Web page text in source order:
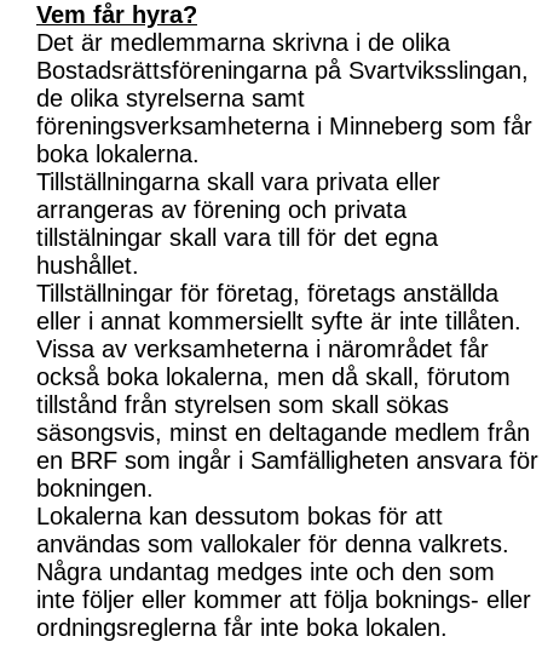
Vem får hyra?
Det är medlemmarna skrivna i de olika
Bostadsrättsföreningarna på Svartviksslingan,
de olika styrelserna samt
föreningsverksamheterna i Minneberg som får
boka lokalerna.
Tillställningarna skall vara privata eller
arrangeras av förening och privata
tillstälningar skall vara till för det egna
hushållet.
Tillställningar för företag, företags anställda
eller i annat kommersiellt syfte är inte tillåten.
Vissa av verksamheterna i närområdet får
också boka lokalerna, men då skall, förutom
tillstånd från styrelsen som skall sökas
säsongsvis, minst en deltagande medlem från
en BRF som ingår i Samfälligheten ansvara för
bokningen.
Lokalerna kan dessutom bokas för att
användas som vallokaler för denna valkrets.
Några undantag medges inte och den som
inte följer eller kommer att följa boknings- eller
ordningsreglerna får inte boka lokalen.